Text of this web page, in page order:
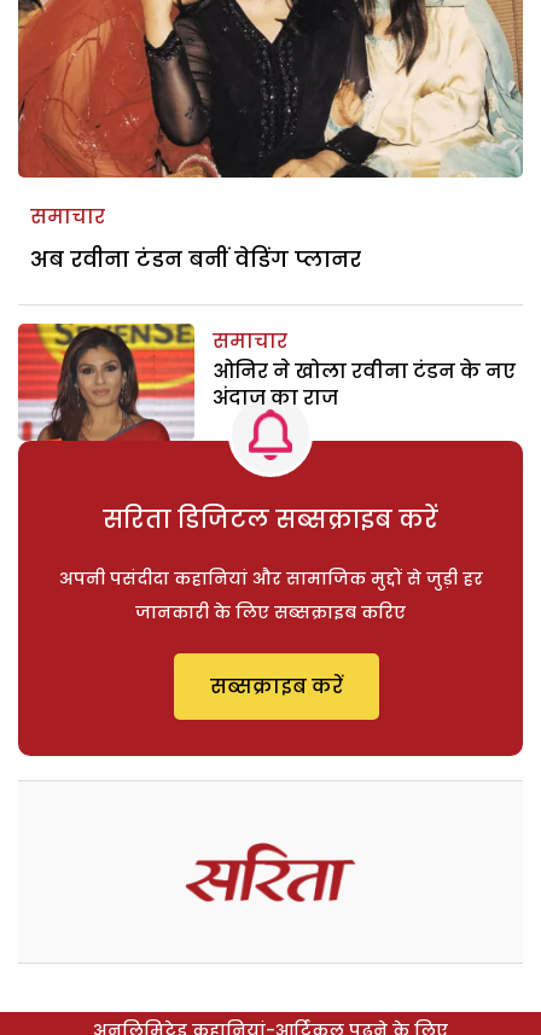
समाचार
अब रवीना टंडन बनीं वेडिंग प्लानर
समाचार
ओनिर ने खोला रवीना टंडन के नए
अंदाज का राज
सरिता डिजिटल सब्सक्राइब करें
अपनी पसंदीदा कहानियां और सामाजिक मुद्दों से जुड़ी हर
जानकारी के लिए सब्सक्राइब करिए
सब्सक्राइब करें
अनलिमिटेड कहानियां-आर्टिकल पढ़ने के लिए